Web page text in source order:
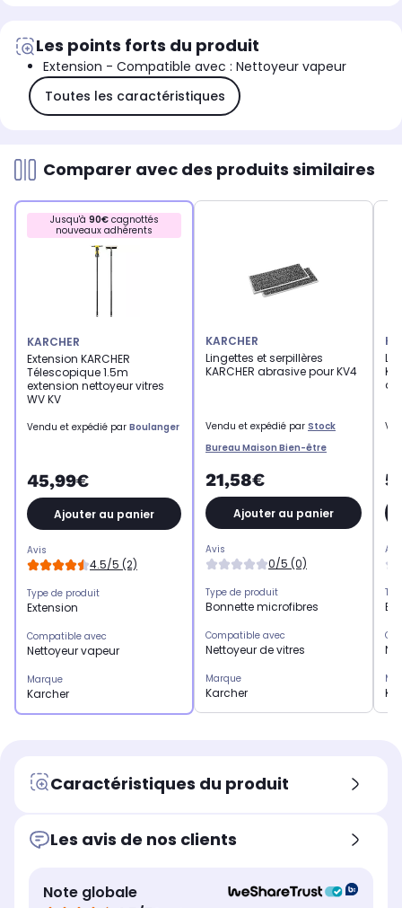
Les points forts du produit
Extension - Compatible avec : Nettoyeur vapeur
Toutes les caractéristiques
Comparer avec des produits similaires
Jusqu'à 90€cagnottés
nouveaux adhérents
KARCHER
Extension KARCHER
Télescopique 1.5m
extension nettoyeur vitres
WV KV
Vendu et expédié par Boulanger
45,99€
Ajouter au panier
Avis
4.5/5 (2)
Type de produit
Extension
Compatible avec
Nettoyeur vapeur
Marque
Karcher
KARCHER
Lingettes et serpillères
KARCHER abrasive pour KV4
Vendu et expédié par Stock
Bureau Maison Bien-être
21,58€
Ajouter au panier
Avis
0/5 (0)
Type de produit
Bonnette microfibres
Compatible avec
Nettoyeur de vitres
Marque
Karcher
Caractéristiques du produit
Les avis de nos clients
Note globale